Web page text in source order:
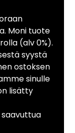
Moni tuote
(alv 0%).
syystä
ostoksen
sinulle
lisätty